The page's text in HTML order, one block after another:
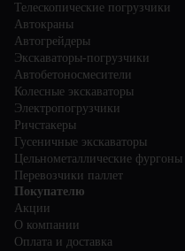
Телескопические погрузчики
Автокраны
Автогрейдеры
Экскаваторы-погрузчики
Автобетоносмесители
Колесные экскаваторы
Электропогрузчики
Ричстакеры
Гусеничные экскаваторы
Цельнометаллические фургоны
Перевозчики паллет
Покупателю
Акции
О компании
Оплата и доставка